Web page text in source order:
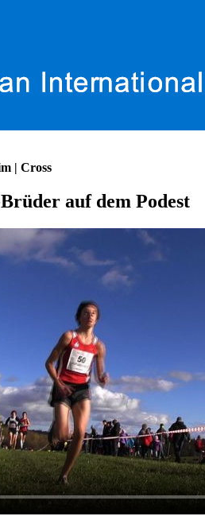
| Cross
auf dem Podest